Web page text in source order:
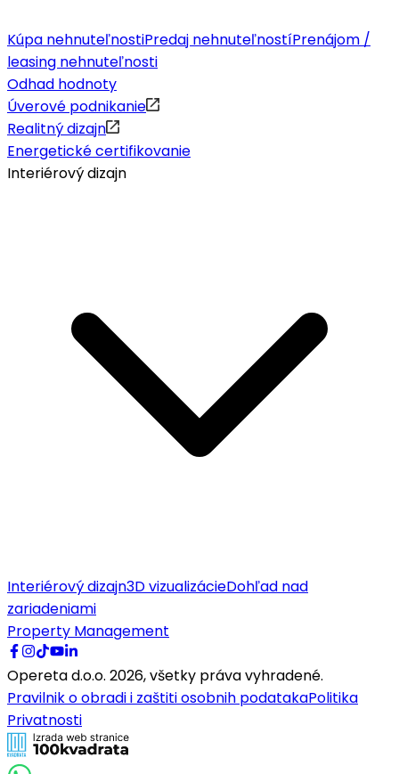
Kúpa nehnuteľnostiPredaj nehnuteľnostíPrenájom /
leasing nehnuteľnosti
Odhad hodnoty
Úverové podnikanie
Realitný dizajn
Energetické certifikovanie
Interiérový dizajn
Interiérový dizajn3D vizualizácieDohľad nad
zariadeniami
Property Management
Opereta d.o.o. 2026,všetky práva vyhradené.
Pravilnik o obradi i zaštiti osobnih podatakaPolitika
Privatnosti